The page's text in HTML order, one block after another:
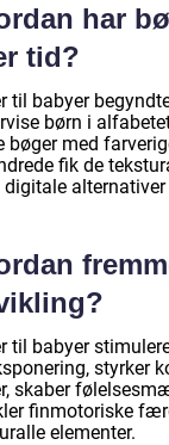
har
tid?
til babyer
børn i
bøger med
fik de
til babyer
styrker
skaber
finmotoriske
elementer.